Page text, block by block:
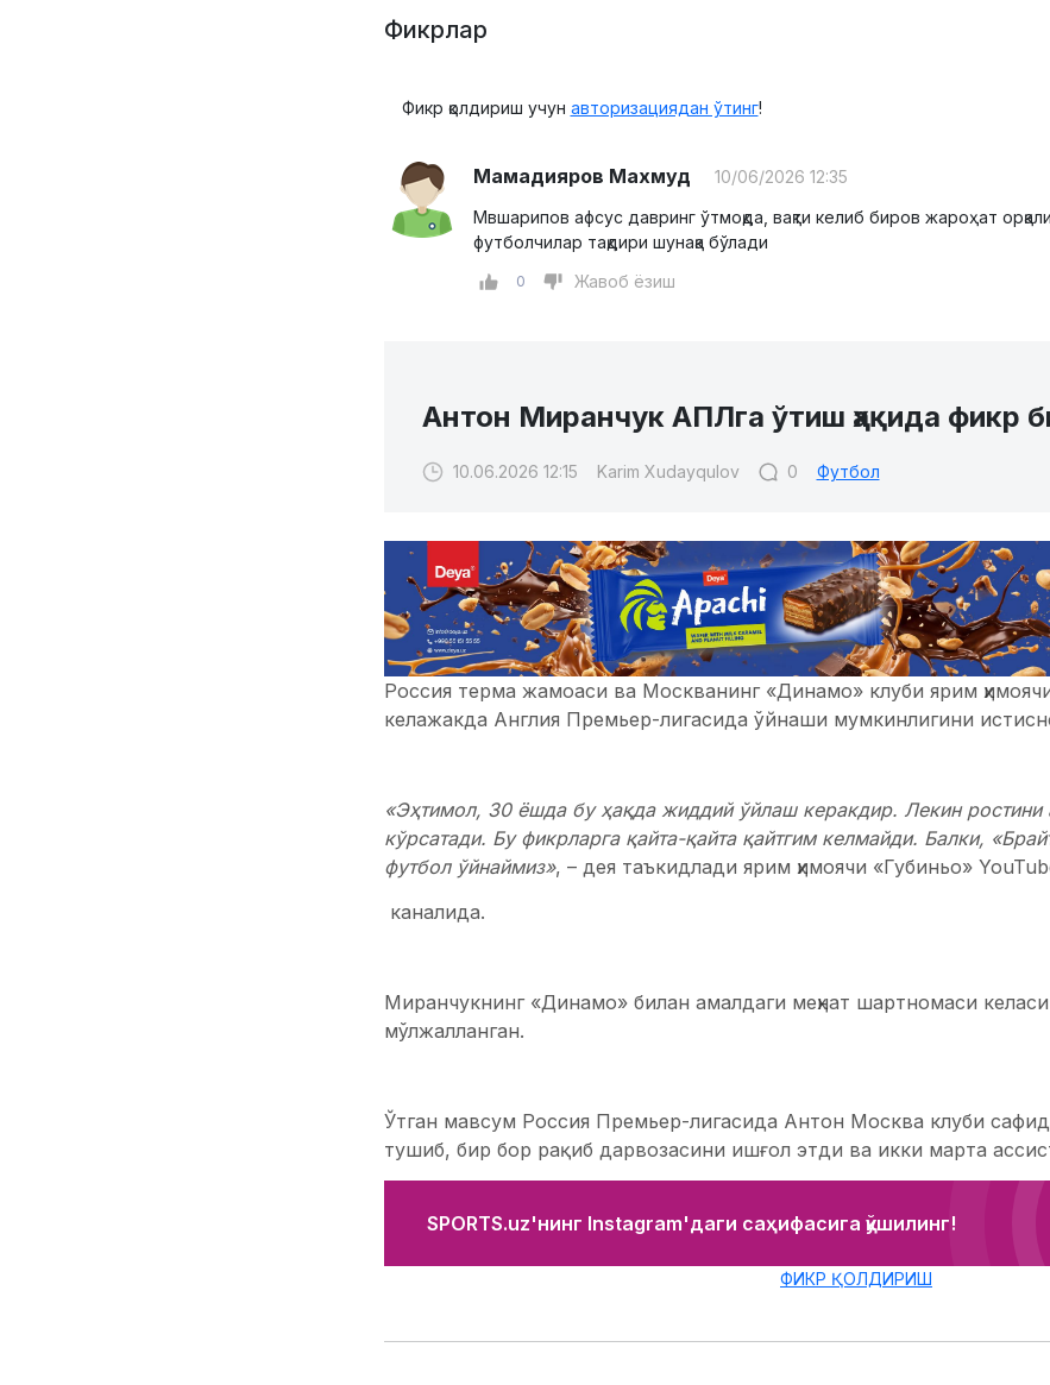
Фикрлар
Фикр қолдириш учун авторизациядан ўтинг!
Мамадияров Махмуд 10/06/2026 12:35
Мвшарипов афсус давринг ўтмоқда, вақти келиб биров жароҳат
футболчилар тақдири шунақа бўлади
0 Жавоб ёзиш
Антон Миранчук АПЛга ўтиш ҳақида фикр
10.06.2026 12:15 Karim Xudayqulov 0 Футбол
Россия терма жамоаси ва Москванинг «Динамо» клуби ярим
келажакда Англия Премьер-лигасида ўйнаши мумкинлигини
«Эҳтимол, 30 ёшда бу ҳақда жиддий ўйлаш керакдир. Лекин ростини
кўрсатади. Бу фикрларга қайта-қайта қайтгим келмайди. Балки,
футбол ўйнаймиз», – дея таъкидлади ярим ҳимоячи «Губиньо»
каналида.
Миранчукнинг «Динамо» билан амалдаги меҳнат шартномаси
мўлжалланган.
Ўтган мавсум Россия Премьер-лигасида Антон Москва клуби
тушиб, бир бор рақиб дарвозасини ишғол этди ва икки марта
SPORTS.uz'нинг Instagram'даги саҳифасига қўшилинг!
ФИКР ҚОЛДИРИШ